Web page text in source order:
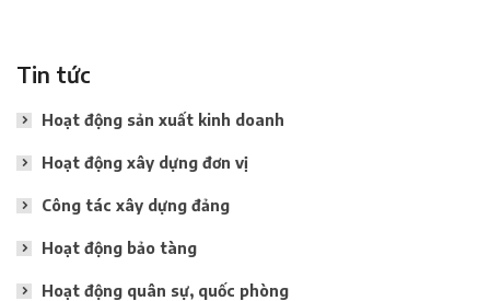
Tin tức
Hoạt động sản xuất kinh doanh
Hoạt động xây dựng đơn vị
Công tác xây dựng đảng
Hoạt động bảo tàng
Hoạt động quân sự, quốc phòng